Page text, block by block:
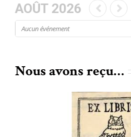
AOÛT 2026
Aucun événe­ment
Nous avons reçu…